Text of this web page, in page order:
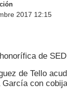
2017 12:15
de
de Tello
García con